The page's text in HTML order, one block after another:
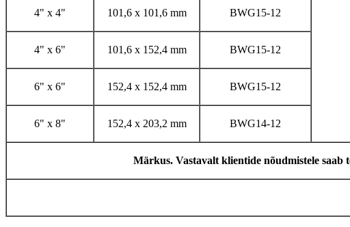
4" x 4" 101,6 x 101,6 mm BWG15-12
4" x 6" 101,6 x 152,4 mm BWG15-12
6" x 6" 152,4 x 152,4 mm BWG15-12
6" x 8" 152,4 x 203,2 mm BWG14-12
Märkus. Vastavalt klientide nõudmistele saab